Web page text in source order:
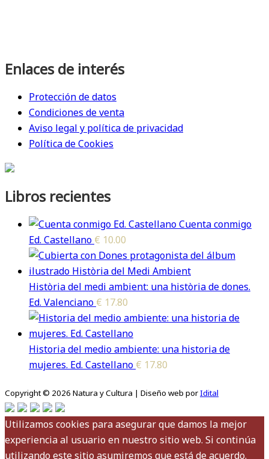
Enlaces de interés
Protección de datos
Condiciones de venta
Aviso legal y política de privacidad
Política de Cookies
Libros recientes
Cuenta conmigo
Ed. Castellano € 10.00
Història del medi ambient: una història de dones.
Ed. Valenciano € 17.80
Historia del medio ambiente: una historia de
mujeres. Ed. Castellano € 17.80
Copyright © 2026 Natura y Cultura | Diseño web porIdital
Utilizamos cookies para asegurar que damos la mejor
experiencia al usuario en nuestro sitio web. Si continúa
utilizando este sitio asumiremos que está de acuerdo.